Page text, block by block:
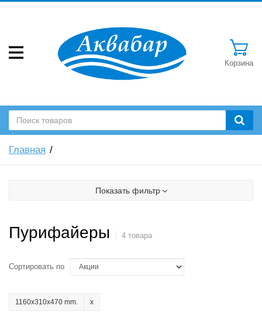
Корзина
Главная
Показать фильтр
Пурифайеры 4 товара
Сортировать по
1160x310x470 mm.